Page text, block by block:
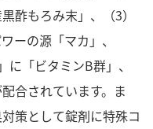
酢もろみ末」、（3）
ーの源「マカ」、
に「ビタミンB群」、
合されています。ま
策として錠剤に特殊コ